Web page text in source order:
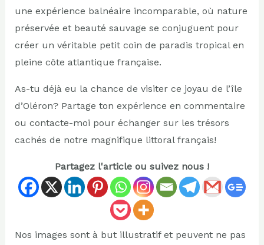
une expérience balnéaire incomparable, où nature
préservée et beauté sauvage se conjuguent pour
créer un véritable petit coin de paradis tropical en
pleine côte atlantique française.
As-tu déjà eu la chance de visiter ce joyau de l’île
d’Oléron? Partage ton expérience en commentaire
ou contacte-moi pour échanger sur les trésors
cachés de notre magnifique littoral français!
Partagez l'article ou suivez nous !
Nos images sont à but illustratif et peuvent ne pas